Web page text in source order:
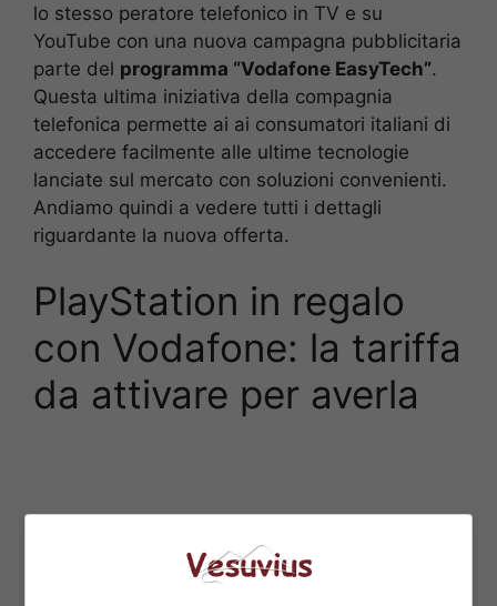
lo stesso peratore telefonico in TV e su
YouTube con una nuova campagna pubblicitaria
parte del programma “Vodafone EasyTech”.
Questa ultima iniziativa della compagnia
telefonica permette ai ai consumatori italiani di
accedere facilmente alle ultime tecnologie
lanciate sul mercato con soluzioni convenienti.
Andiamo quindi a vedere tutti i dettagli
riguardante la nuova offerta.
PlayStation in regalo
con Vodafone: la tariffa
da attivare per averla